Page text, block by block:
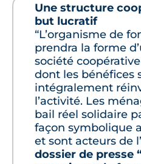
Une structure
but lucratif
“L’organisme de
prendra la forme
société
dont les bénéfices
intégralement
l’activité. Les
bail réel solidaire
façon symbolique
et sont acteurs de
dossier de presse